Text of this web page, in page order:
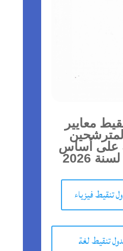
معايير
المترشحين
على أساس
2026
تنقيط فيزياء
تنقيط لغة